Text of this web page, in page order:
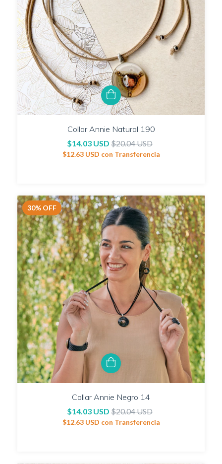
Collar Annie Natural 190
$14.03 USD $20.04 USD
$12.63 USD con Transferencia
30% OFF
Collar Annie Negro 14
$14.03 USD $20.04 USD
$12.63 USD con Transferencia